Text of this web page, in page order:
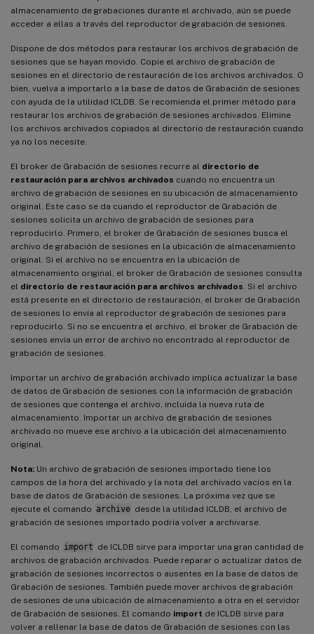
almacenamiento de grabaciones durante el archivado, aún se puede
acceder a ellas a través del reproductor de grabación de sesiones.
Dispone de dos métodos para restaurar los archivos de grabación de
sesiones que se hayan movido. Copie el archivo de grabación de
sesiones en el directorio de restauración de los archivos archivados. O
bien, vuelva a importarlo a la base de datos de Grabación de sesiones
con ayuda de la utilidad ICLDB. Se recomienda el primer método para
restaurar los archivos de grabación de sesiones archivados. Elimine
los archivos archivados copiados al directorio de restauración cuando
ya no los necesite.
El broker de Grabación de sesiones recurre al directorio de
restauración para archivos archivados cuando no encuentra un
archivo de grabación de sesiones en su ubicación de almacenamiento
original. Este caso se da cuando el reproductor de Grabación de
sesiones solicita un archivo de grabación de sesiones para
reproducirlo. Primero, el broker de Grabación de sesiones busca el
archivo de grabación de sesiones en la ubicación de almacenamiento
original. Si el archivo no se encuentra en la ubicación de
almacenamiento original, el broker de Grabación de sesiones consulta
el directorio de restauración para archivos archivados . Si el archivo
está presente en el directorio de restauración, el broker de Grabación
de sesiones lo envía al reproductor de grabación de sesiones para
reproducirlo. Si no se encuentra el archivo, el broker de Grabación de
sesiones envía un error de archivo no encontrado al reproductor de
grabación de sesiones.
Importar un archivo de grabación archivado implica actualizar la base
de datos de Grabación de sesiones con la información de grabación
de sesiones que contenga el archivo, incluida la nueva ruta de
almacenamiento. Importar un archivo de grabación de sesiones
archivado no mueve ese archivo a la ubicación del almacenamiento
original.
Nota: Un archivo de grabación de sesiones importado tiene los
campos de la hora del archivado y la nota del archivado vacíos en la
base de datos de Grabación de sesiones. La próxima vez que se
ejecute el comando archive desde la utilidad ICLDB, el archivo de
grabación de sesiones importado podría volver a archivarse.
El comando import de ICLDB sirve para importar una gran cantidad de
archivos de grabación archivados. Puede reparar o actualizar datos de
grabación de sesiones incorrectos o ausentes en la base de datos de
Grabación de sesiones. También puede mover archivos de grabación
de sesiones de una ubicación de almacenamiento a otra en el servidor
de Grabación de sesiones. El comando import de ICLDB sirve para
volver a rellenar la base de datos de Grabación de sesiones con las